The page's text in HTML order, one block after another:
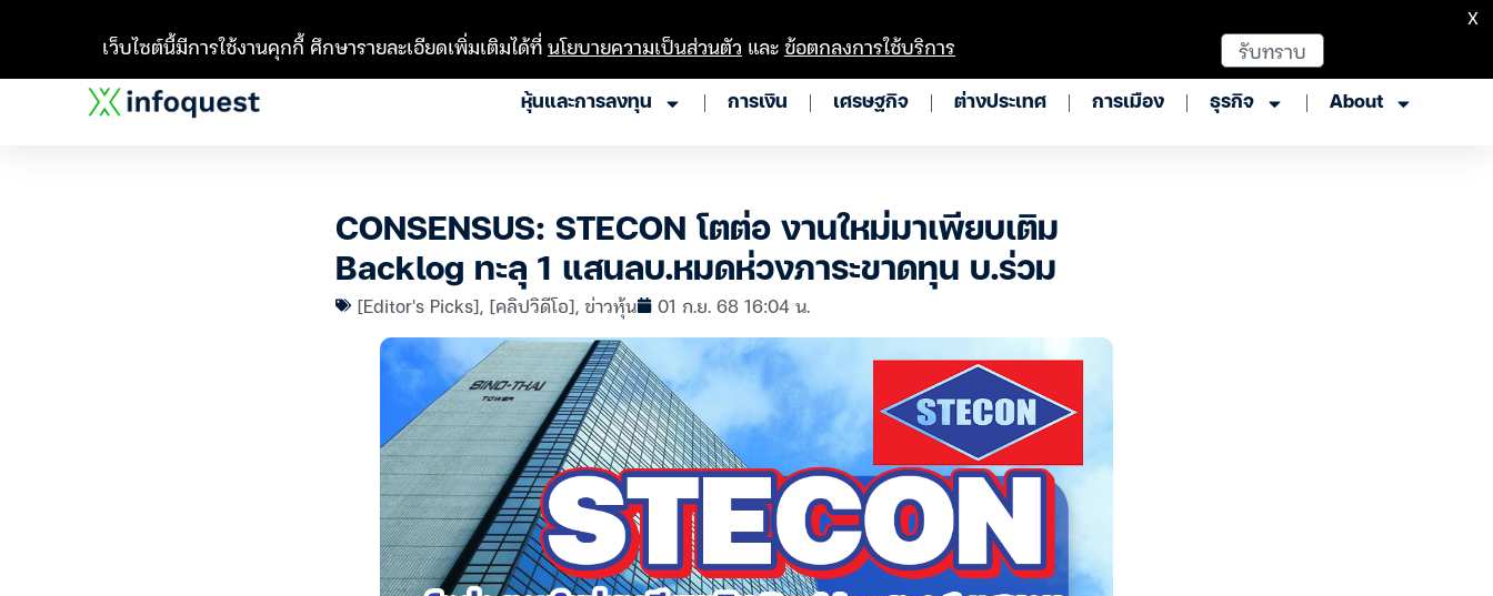
หุ้นและการลงทุน การเงิน เศรษฐกิจ ต่างประเทศ การเมือง ธุรกิจ About
CONSENSUS: STECON โตต่อ งานใหม่มาเพียบเติม
Backlog ทะลุ 1 แสนลบ.หมดห่วงภาระขาดทุน บ.ร่วม
[Editor's Picks], [คลิปวิดีโอ],ข่าวหุ้น 01 ก.ย. 68 16:04 น.
เว็บไซต์นี้มีการใช้งานคุกกี้ ศึกษารายละเอียดเพิ่มเติมได้ที่นโยบายความเป็นส่วนตัว และข้อตกลงการใช้บริการ รับทราบ
X